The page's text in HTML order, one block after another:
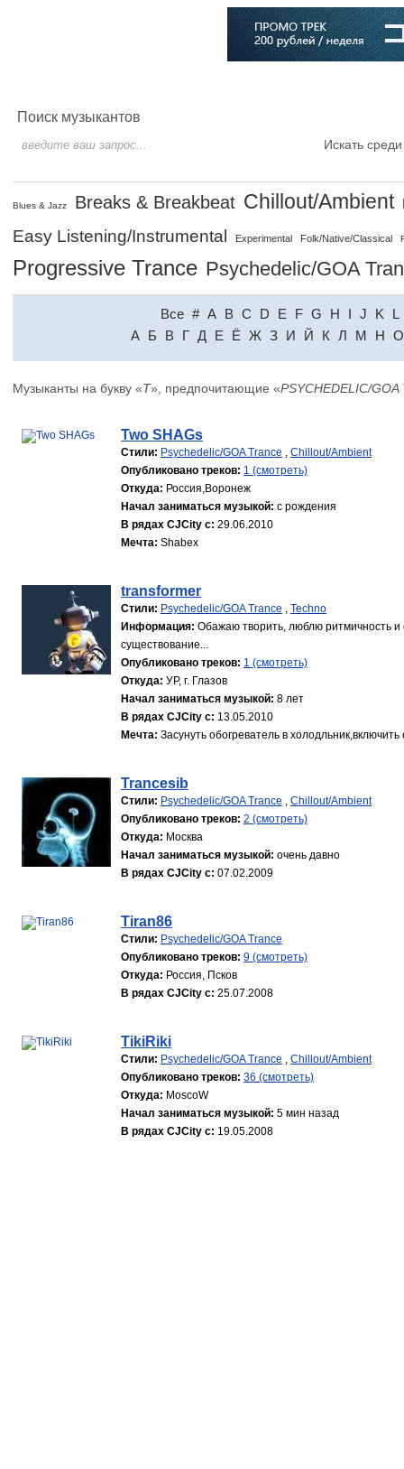
Поиск музыкантов
Искать
Blues & Jazz Breaks & Breakbeat Chillout/Ambient
Easy Listening/Instrumental Experimental Folk/Native/Classical
Progressive Trance Psychedelic/GOA
Все # A B C D E F G H I J K
L
A Б В Г Д Е Ё Ж З И Й К Л М Н О
Музыканты на букву «T», предпочитающие «PSYCHEDELIC/GOA
Two SHAGs
Стили: Psychedelic/GOA Trance , Chillout/Ambient
Опубликовано треков: 1 (смотреть)
Откуда: Россия,Воронеж
Начал заниматься музыкой: с рождения
В рядах CJCity с: 29.06.2010
Мечта: Shabex
transformer
Стили: Psychedelic/GOA Trance , Techno
Информация: Обажаю творить, люблю ритмичность и
существование...
Опубликовано треков: 1 (смотреть)
Откуда: УР, г. Глазов
Начал заниматься музыкой: 8 лет
В рядах CJCity с: 13.05.2010
Мечта: Засунуть обогреватель в холодльник,включить
Trancesib
Стили: Psychedelic/GOA Trance , Chillout/Ambient
Опубликовано треков: 2 (смотреть)
Откуда: Москва
Начал заниматься музыкой: очень давно
В рядах CJCity с: 07.02.2009
Tiran86
Стили: Psychedelic/GOA Trance
Опубликовано треков: 9 (смотреть)
Откуда: Россия, Псков
В рядах CJCity с: 25.07.2008
TikiRiki
Стили: Psychedelic/GOA Trance , Chillout/Ambient
Опубликовано треков: 36 (смотреть)
Откуда: MoscoW
Начал заниматься музыкой: 5 мин назад
В рядах CJCity с: 19.05.2008